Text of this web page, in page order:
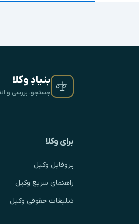
بنیادِ وکلا
جستجو، بررسی و
برای وکلا
پروفایل وکیل
راهنمای سریع وکیل
تبلیغات حقوقی وکیل